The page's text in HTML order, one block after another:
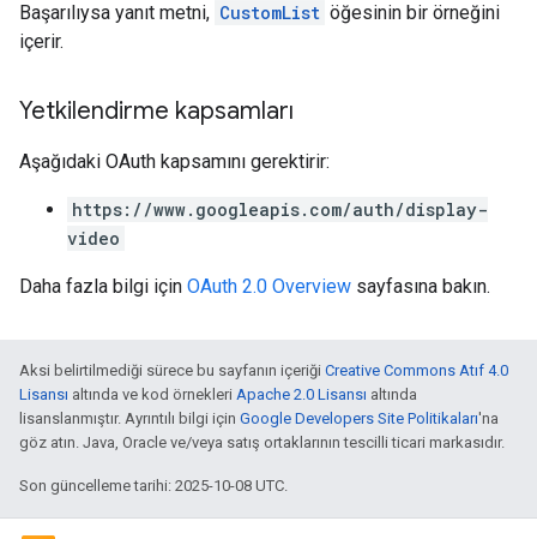
Başarılıysa yanıt metni, CustomList öğesinin bir örneğini
içerir.
Yetkilendirme kapsamları
Aşağıdaki OAuth kapsamını gerektirir:
https://www.googleapis.com/auth/display-
video
Daha fazla bilgi için OAuth 2.0 Overview sayfasına bakın.
Aksi belirtilmediği sürece bu sayfanın içeriği Creative Commons Atıf 4.0
Lisansı altında ve kod örnekleri Apache 2.0 Lisansı altında
lisanslanmıştır. Ayrıntılı bilgi için Google Developers Site Politikaları'na
göz atın. Java, Oracle ve/veya satış ortaklarının tescilli ticari markasıdır.
Son güncelleme tarihi: 2025-10-08 UTC.